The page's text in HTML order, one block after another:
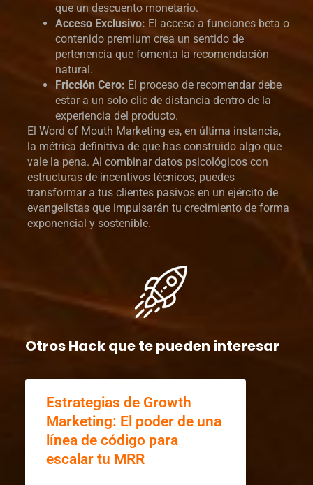
que un descuento monetario.
Acceso Exclusivo: El acceso a funciones beta o
contenido premium crea un sentido de
pertenencia que fomenta la recomendación
natural.
Fricción Cero: El proceso de recomendar debe
estar a un solo clic de distancia dentro de la
experiencia del producto.
El Word of Mouth Marketing es, en última instancia,
la métrica definitiva de que has construido algo que
vale la pena. Al combinar datos psicológicos con
estructuras de incentivos técnicos, puedes
transformar a tus clientes pasivos en un ejército de
evangelistas que impulsarán tu crecimiento de forma
exponencial y sostenible.
Otros Hack que te pueden interesar
Estrategias de Growth
Marketing: El poder de una
línea de código para
escalar tu MRR